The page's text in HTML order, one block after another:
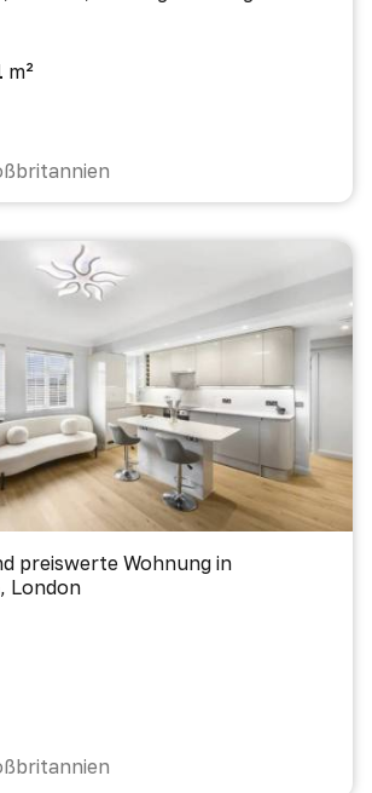
m²
preiswerte Wohnung in
London